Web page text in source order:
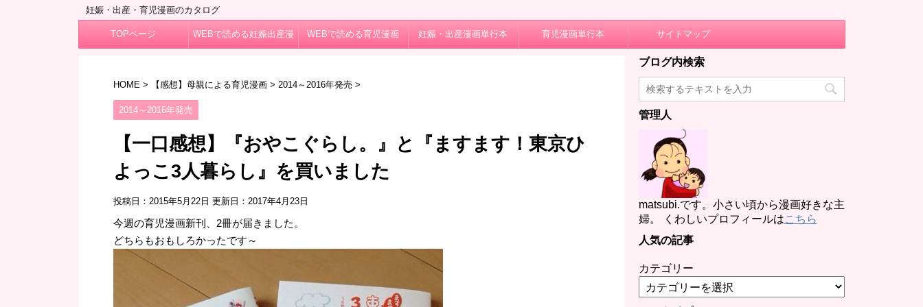
妊娠・出産・育児漫画のカタログ
TOPページ WEBで読める妊娠出産漫 WEBで読める育児漫画 妊娠・出産漫画単行本 育児漫画単行本 サイトマップ
HOME> 【感想】母親による育児漫画 > 2014～2016年発売 >
2014～2016年発売
【一口感想】『おやこぐらし。』と『ますます！東京ひ
よっこ3人暮らし』を買いました
投稿日：2015年5月22日 更新日： 2017年4月23日
今週の育児漫画新刊、2冊が届きました。
どちらもおもしろかったです～
ブログ内検索
管理人
matsubi.です。小さい頃から漫画好きな主
婦。 くわしいプロフィールはこちら
人気の記事
カテゴリー